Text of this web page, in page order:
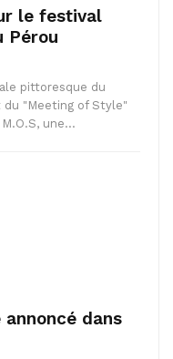
le festival
Pérou
pittoresque du
"Meeting of Style"
une…
annoncé dans